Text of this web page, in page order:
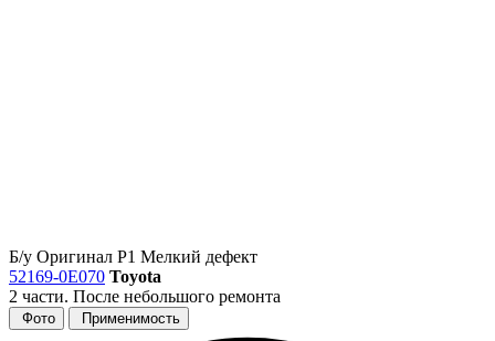
Б/у Оригинал Р1 Мелкий дефект
52169-0E070 Toyota
2 части. После небольшого ремонта
Фото Применимость